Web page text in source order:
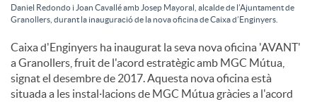
Daniel Redondo i Joan Cavallé amb Josep Mayoral, alcalde de l’Ajuntament de
Granollers, durant la inauguració de la nova oficina de Caixa d’Enginyers.
Caixa d'Enginyers ha inaugurat la seva nova oficina 'AVANT'
a Granollers, fruit de l'acord estratègic amb MGC Mútua,
signat el desembre de 2017. Aquesta nova oficina està
situada a les instal·lacions de MGC Mútua gràcies a l'acord